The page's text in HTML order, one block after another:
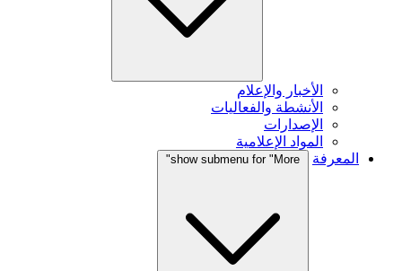
الأخبار والإعلام
الأنشطة والفعاليات
الإصدارات
المواد الإعلامية
المعرفة
show submenu for "More"